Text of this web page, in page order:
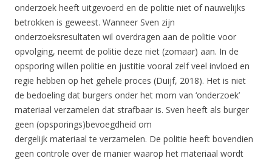
onderzoek heeft uitgevoerd en de politie niet of nauwelijks
betrokken is geweest. Wanneer Sven zijn
onderzoeksresultaten wil overdragen aan de politie voor
opvolging, neemt de politie deze niet (zomaar) aan. In de
opsporing willen politie en justitie vooral zelf veel invloed en
regie hebben op het gehele proces (Duijf, 2018). Het is niet
de bedoeling dat burgers onder het mom van ‘onderzoek’
materiaal verzamelen dat strafbaar is. Sven heeft als burger
geen (opsporings)bevoegdheid om
dergelijk materiaal te verzamelen. De politie heeft bovendien
geen controle over de manier waarop het materiaal wordt